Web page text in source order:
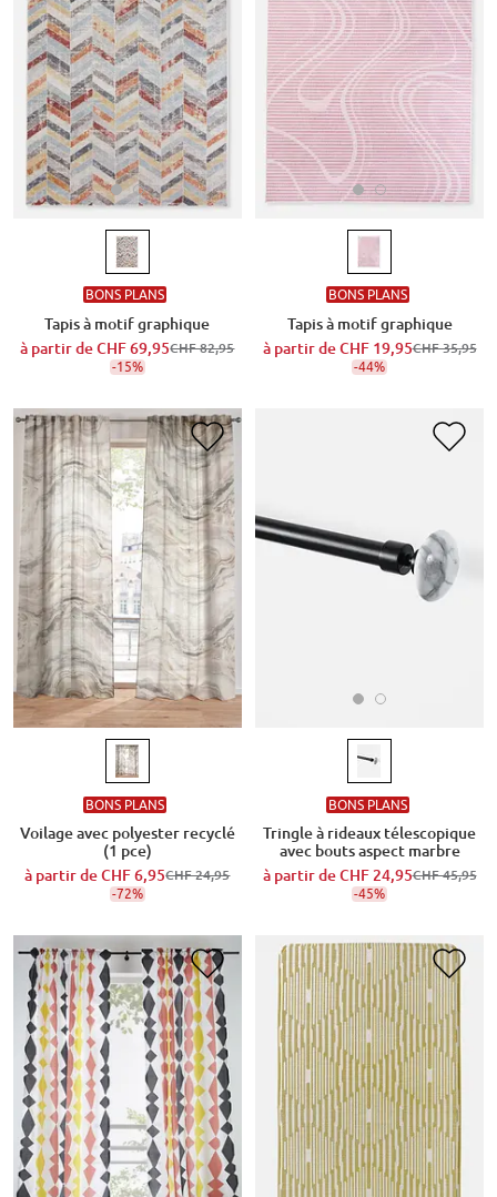
BONS PLANS
Tapis à motif graphique
à partir deCHF 69,95CHF 82,95
-15%
BONS PLANS
Tapis à motif graphique
à partir deCHF 19,95CHF 35,95
-44%
BONS PLANS
Voilage avec polyester recyclé
(1 pce)
à partir deCHF 6,95CHF 24,95
-72%
BONS PLANS
Tringle à rideaux télescopique
avec bouts aspect marbre
à partir deCHF 24,95CHF 45,95
-45%